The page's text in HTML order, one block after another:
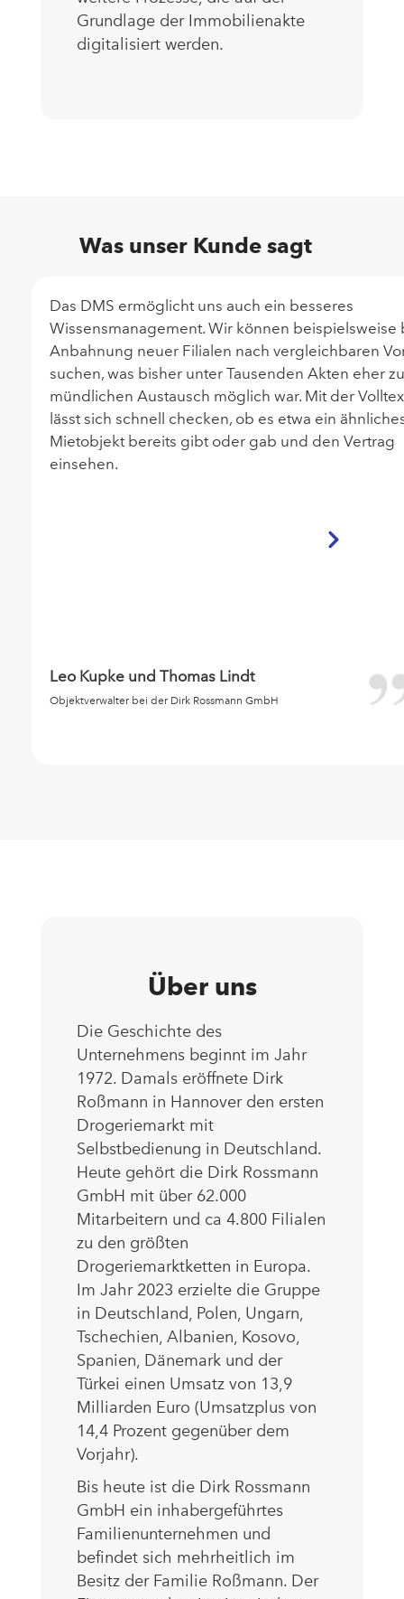
Grundlage der Immobilienakte
digitalisiert werden.
Was unser Kunde sagt
Das DMS ermöglicht uns auch ein besseres
Wissensmanagement. Wir können beispielsweise
Anbahnung neuer Filialen nach vergleichbaren
suchen, was bisher unter Tausenden Akten eher
mündlichen Austausch möglich war. Mit der
lässt sich schnell checken, ob es etwa ein
Mietobjekt bereits gibt oder gab und den Vertrag
einsehen.
Leo Kupke und Thomas Lindt
Objektverwalter bei der Dirk Rossmann GmbH
Über uns
Die Geschichte des
Unternehmens beginnt im Jahr
1972. Damals eröffnete Dirk
Roßmann in Hannover den ersten
Drogeriemarkt mit
Selbstbedienung in Deutschland.
Heute gehört die Dirk Rossmann
GmbH mit über 62.000
Mitarbeitern und ca 4.800 Filialen
zu den größten
Drogeriemarktketten in Europa.
Im Jahr 2023 erzielte die Gruppe
in Deutschland, Polen, Ungarn,
Tschechien, Albanien, Kosovo,
Spanien, Dänemark und der
Türkei einen Umsatz von 13,9
Milliarden Euro (Umsatzplus von
14,4 Prozent gegenüber dem
Vorjahr).
Bis heute ist die Dirk Rossmann
GmbH ein inhabergeführtes
Familienunternehmen und
befindet sich mehrheitlich im
Besitz der Familie Roßmann. Der